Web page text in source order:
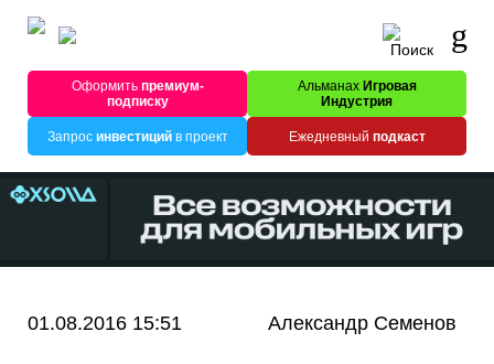
Оформитьпремиум-
подписку
Альманах Игровая
Индустрия
Запрос инвестицийв проект Ежедневный подкаст
01.08.2016 15:51 Александр Семенов